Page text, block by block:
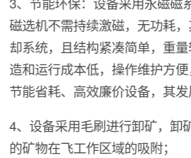
磁选机不需持续激磁，无功耗
却系统，且结构紧凑简单，重
造和运行成本低，操作维护方
节能省耗、高效廉价设备，其发
4、设备采用毛刷进行卸矿，卸
的矿物在飞工作区域的吸附；